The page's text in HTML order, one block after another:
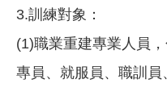
3.訓練對象：
(1)職業重建專業人員
專員、就服員、職訓員